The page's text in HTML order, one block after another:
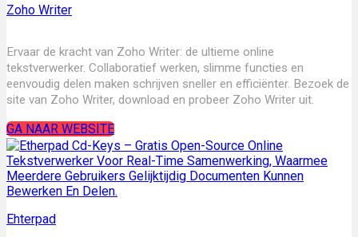
Zoho Writer
Ervaar de kracht van Zoho Writer: de ultieme online
tekstverwerker. Collaboratief werken, slimme functies en
eenvoudig delen maken schrijven sneller en efficiënter. Bezoek de
site van Zoho Writer, download en probeer Zoho Writer uit.
GA NAAR WEBSITE
Ehterpad